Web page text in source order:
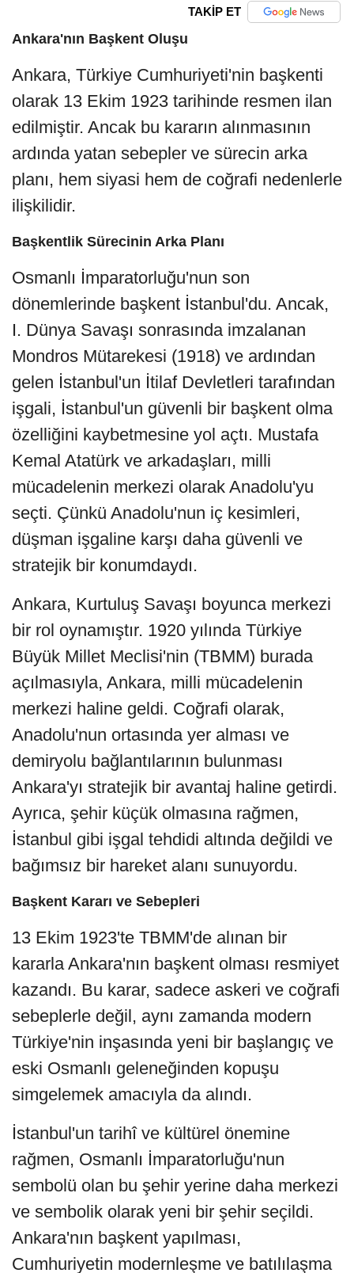
TAKİP ET
Ankara'nın Başkent Oluşu
Ankara, Türkiye Cumhuriyeti'nin başkenti
olarak 13 Ekim 1923 tarihinde resmen ilan
edilmiştir. Ancak bu kararın alınmasının
ardında yatan sebepler ve sürecin arka
planı, hem siyasi hem de coğrafi nedenlerle
ilişkilidir.
Başkentlik Sürecinin Arka Planı
Osmanlı İmparatorluğu'nun son
dönemlerinde başkent İstanbul'du. Ancak,
I. Dünya Savaşı sonrasında imzalanan
Mondros Mütarekesi (1918) ve ardından
gelen İstanbul'un İtilaf Devletleri tarafından
işgali, İstanbul'un güvenli bir başkent olma
özelliğini kaybetmesine yol açtı. Mustafa
Kemal Atatürk ve arkadaşları, milli
mücadelenin merkezi olarak Anadolu'yu
seçti. Çünkü Anadolu'nun iç kesimleri,
düşman işgaline karşı daha güvenli ve
stratejik bir konumdaydı.
Ankara, Kurtuluş Savaşı boyunca merkezi
bir rol oynamıştır. 1920 yılında Türkiye
Büyük Millet Meclisi'nin (TBMM) burada
açılmasıyla, Ankara, milli mücadelenin
merkezi haline geldi. Coğrafi olarak,
Anadolu'nun ortasında yer alması ve
demiryolu bağlantılarının bulunması
Ankara'yı stratejik bir avantaj haline getirdi.
Ayrıca, şehir küçük olmasına rağmen,
İstanbul gibi işgal tehdidi altında değildi ve
bağımsız bir hareket alanı sunuyordu.
Başkent Kararı ve Sebepleri
13 Ekim 1923'te TBMM'de alınan bir
kararla Ankara'nın başkent olması resmiyet
kazandı. Bu karar, sadece askeri ve coğrafi
sebeplerle değil, aynı zamanda modern
Türkiye'nin inşasında yeni bir başlangıç ve
eski Osmanlı geleneğinden kopuşu
simgelemek amacıyla da alındı.
İstanbul'un tarihî ve kültürel önemine
rağmen, Osmanlı İmparatorluğu'nun
sembolü olan bu şehir yerine daha merkezi
ve sembolik olarak yeni bir şehir seçildi.
Ankara'nın başkent yapılması,
Cumhuriyetin modernleşme ve batılılaşma